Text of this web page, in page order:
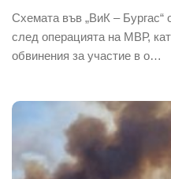
Схемата във „ВиК –
след операцията на МВР,
обвинения за участие в о…